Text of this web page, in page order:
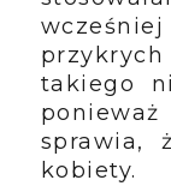
takiego
sprawia,
kobiety.